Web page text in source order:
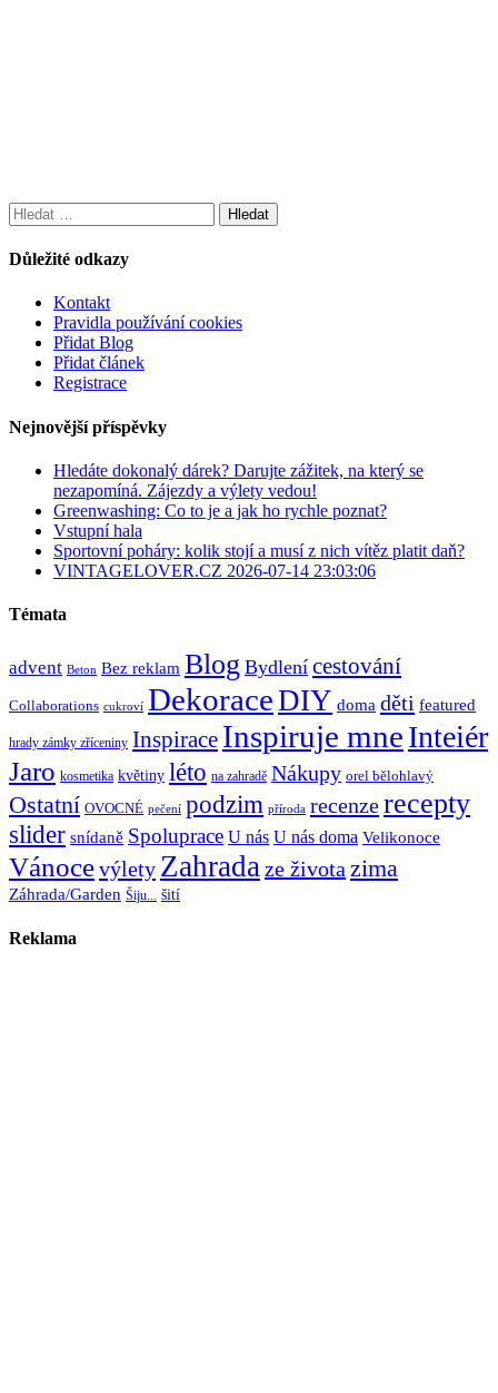
Vyhledávání
Důležité odkazy
Kontakt
Pravidla používání cookies
Přidat Blog
Přidat článek
Registrace
Nejnovější příspěvky
Hledáte dokonalý dárek? Darujte zážitek, na který se
nezapomíná. Zájezdy a výlety vedou!
Greenwashing: Co to je a jak ho rychle poznat?
Vstupní hala
Sportovní poháry: kolik stojí a musí z nich vítěz platit daň?
VINTAGELOVER.CZ 2026-07-14 23:03:06
Témata
advent Beton Bez reklam Blog Bydlení cestování
Collaborations cukroví DekoraceDIY doma děti featured
hrady zámky zříceniny Inspirace Inspiruje mneInteiér
Jaro kosmetika květiny léto na zahradě Nákupy orel bělohlavý
Ostatní OVOCNÉ pečení podzim příroda recenzerecepty
slider snídaně Spoluprace U nás U nás doma Velikonoce
Vánocevýlety Zahradaze života zima
Záhrada/Garden Šiju... šití
Reklama